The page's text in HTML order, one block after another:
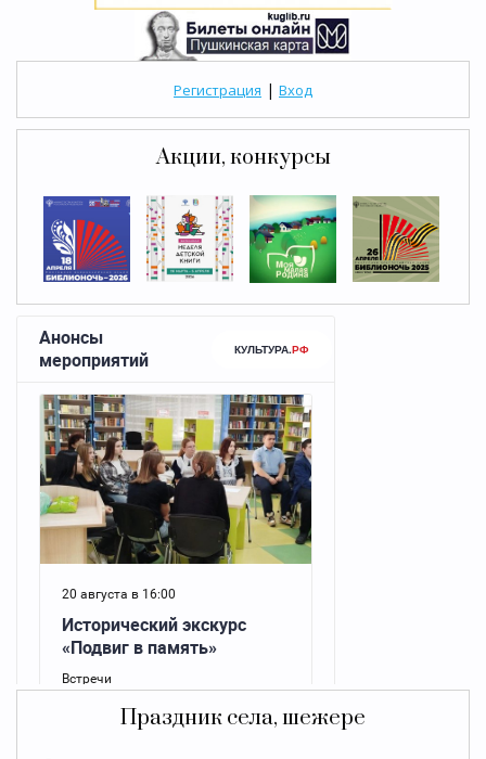
Регистрация | Вход
Акции, конкурсы
Праздник села, шежере